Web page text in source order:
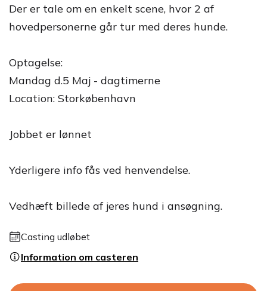
Der er tale om en enkelt scene, hvor 2 af
hovedpersonerne går tur med deres hunde.
Optagelse:
Mandag d.5 Maj - dagtimerne
Location: Storkøbenhavn
Jobbet er lønnet
Yderligere info fås ved henvendelse.
Vedhæft billede af jeres hund i ansøgning.
Casting udløbet
Information om casteren